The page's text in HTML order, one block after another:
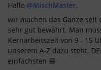
Hallo @MischMaster,
wir machen das Ganze seit
sehr gut bewährt. Man
Kernarbeitszeit von 9 - 15
unserem A-Z dazu steht.
einfachsten 😄